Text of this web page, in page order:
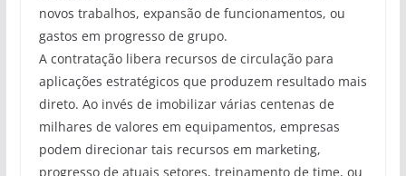
novos trabalhos, expansão de funcionamentos, ou
gastos em progresso de grupo.
A contratação libera recursos de circulação para
aplicações estratégicos que produzem resultado mais
direto. Ao invés de imobilizar várias centenas de
milhares de valores em equipamentos, empresas
podem direcionar tais recursos em marketing,
progresso de atuais setores, treinamento de time, ou